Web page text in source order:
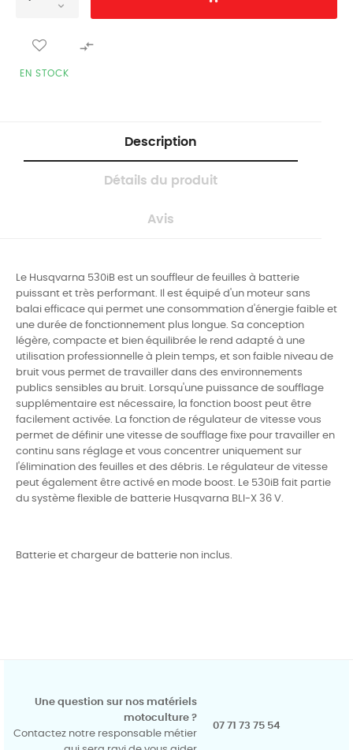

EN STOCK
Description
Détails du produit
Avis
Le Husqvarna 530iB est un souffleur de feuilles à batterie
puissant et très performant. Il est équipé d'un moteur sans
balai efficace qui permet une consommation d'énergie faible et
une durée de fonctionnement plus longue. Sa conception
légère, compacte et bien équilibrée le rend adapté à une
utilisation professionnelle à plein temps, et son faible niveau de
bruit vous permet de travailler dans des environnements
publics sensibles au bruit. Lorsqu'une puissance de soufflage
supplémentaire est nécessaire, la fonction boost peut être
facilement activée. La fonction de régulateur de vitesse vous
permet de définir une vitesse de soufflage fixe pour travailler en
continu sans réglage et vous concentrer uniquement sur
l'élimination des feuilles et des débris. Le régulateur de vitesse
peut également être activé en mode boost. Le 530iB fait partie
du système flexible de batterie Husqvarna BLI-X 36 V.
Batterie et chargeur de batterie non inclus.
Une question sur nos matériels
motoculture ?
Contactez notre responsable métier
07 71 73 75 54